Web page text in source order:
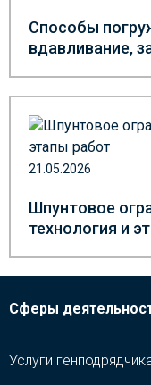
Способы
вдавливание,
21.05.2026
Шпунтовое
технология и
Сферы
Услуги